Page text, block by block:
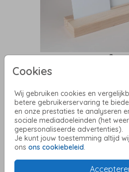
Cookies
Wij gebruiken cookies en
betere gebruikerservaring te
en onze prestaties te analyseren
sociale mediadoeleinden (het
gepersonaliseerde advertenties).
Je kunt jouw toestemming altijd
ons ons cookiebeleid.
Dubbele
kaarthouder
Aantal x 1 Houders